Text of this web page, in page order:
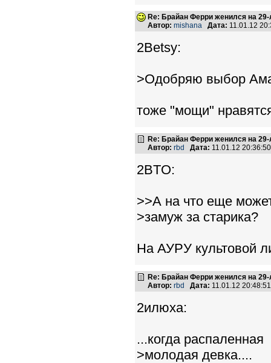
Re: Брайан Ферри женился на
Автор: mishana Дата: 11.01.12
2Betsy:
>Одобряю выбор
тоже "мощи"
Re: Брайан Ферри женился на
Автор: rbd Дата: 11.01.12
2BTO:
>>А на что еще
>замуж за старика?
На АУРУ культовой
Re: Брайан Ферри женился на
Автор: rbd Дата: 11.01.12
2илюха:
...когда распаленная
>молодая девка....